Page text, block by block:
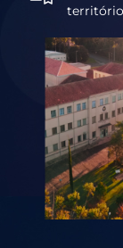
território